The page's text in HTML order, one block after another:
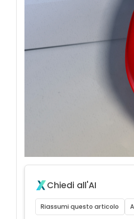
Chiedi all'AI
Riassumi questo articolo